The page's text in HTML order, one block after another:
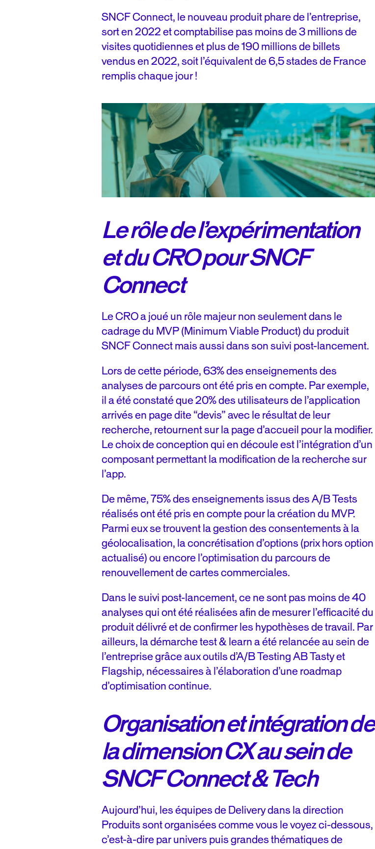
SNCF Connect, le nouveau produit phare de l’entreprise,
sort en 2022 et comptabilise pas moins de 3 millions de
visites quotidiennes et plus de 190 millions de billets
vendus en 2022, soit l’équivalent de 6,5 stades de France
remplis chaque jour !
Le rôle de l’expérimentation
et du CRO pour SNCF
Connect
Le CRO a joué un rôle majeur non seulement dans le
cadrage du MVP (Minimum Viable Product) du produit
SNCF Connect mais aussi dans son suivi post-lancement.
Lors de cette période, 63% des enseignements des
analyses de parcours ont été pris en compte. Par exemple,
il a été constaté que 20% des utilisateurs de l’application
arrivés en page dite “devis” avec le résultat de leur
recherche, retournent sur la page d’accueil pour la modifier.
Le choix de conception qui en découle est l’intégration d’un
composant permettant la modification de la recherche sur
l’app.
De même, 75% des enseignements issus des A/B Tests
réalisés ont été pris en compte pour la création du MVP.
Parmi eux se trouvent la gestion des consentements à la
géolocalisation, la concrétisation d’options (prix hors option
actualisé) ou encore l’optimisation du parcours de
renouvellement de cartes commerciales.
Dans le suivi post-lancement, ce ne sont pas moins de 40
analyses qui ont été réalisées afin de mesurer l’efficacité du
produit délivré et de confirmer les hypothèses de travail. Par
ailleurs, la démarche test & learn a été relancée au sein de
l’entreprise grâce aux outils d’A/B Testing AB Tasty et
Flagship, nécessaires à l’élaboration d’une roadmap
d’optimisation continue.
Organisation et intégration de
la dimension CX au sein de
SNCF Connect & Tech
Aujourd’hui, les équipes de Delivery dans la direction
Produits sont organisées comme vous le voyez ci-dessous,
c’est-à-dire par univers puis grandes thématiques de